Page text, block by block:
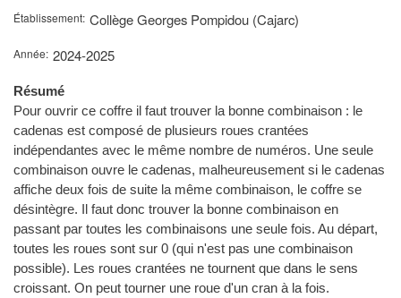
Établissement Collège Georges Pompidou (Cajarc)
Année 2024-2025
Résumé
Pour ouvrir ce coffre il faut trouver la bonne combinaison : le
cadenas est composé de plusieurs roues crantées
indépendantes avec le même nombre de numéros. Une seule
combinaison ouvre le cadenas, malheureusement si le cadenas
affiche deux fois de suite la même combinaison, le coffre se
désintègre. Il faut donc trouver la bonne combinaison en
passant par toutes les combinaisons une seule fois. Au départ,
toutes les roues sont sur 0 (qui n'est pas une combinaison
possible). Les roues crantées ne tournent que dans le sens
croissant. On peut tourner une roue d'un cran à la fois.